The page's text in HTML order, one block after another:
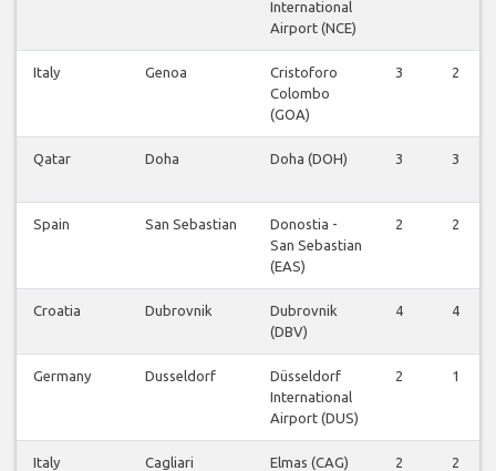
International
Airport (NCE)
Italy Genoa
Cristoforo
Colombo
(GOA)
3 2
Qatar Doha Doha (DOH) 3 3
Spain San Sebastian
Donostia -
San Sebastian
(EAS)
2 2
Croatia Dubrovnik
Dubrovnik
(DBV)
4 4
Germany Dusseldorf
Düsseldorf
International
Airport (DUS)
2 1
Italy Cagliari Elmas (CAG) 2 2